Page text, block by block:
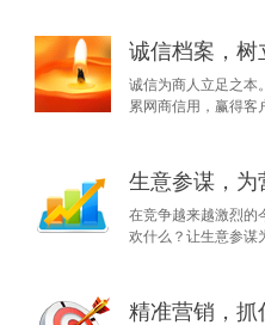
诚信档案，树
诚信为商人立足之本
累网商信用，赢得客
生意参谋，为
在竞争越来越激烈的
欢什么？让生意参谋
精准营销，抓